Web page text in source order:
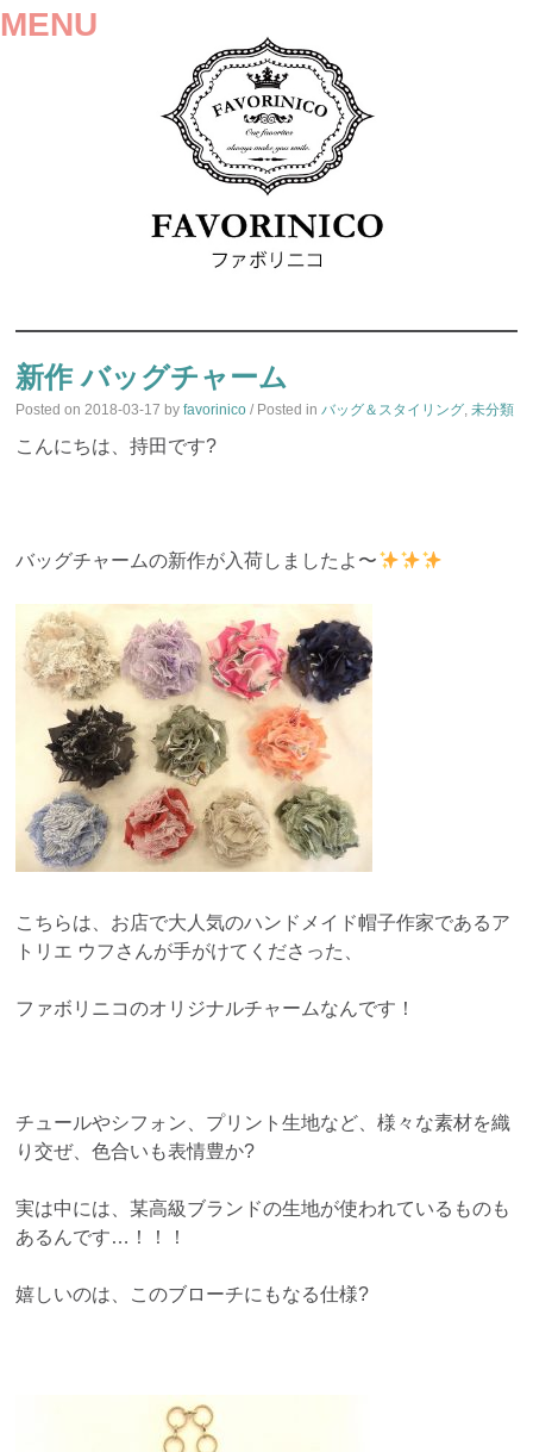
MENU
TO
CONTENT
新作 バッグチャーム
Posted on2018-03-17 byfavorinico / Posted inバッグ＆スタイリング,未分類
こんにちは、持田です?
バッグチャームの新作が入荷しましたよ〜
こちらは、お店で大人気のハンドメイド帽子作家であるア
トリエ ウフさんが手がけてくださった、
ファボリニコのオリジナルチャームなんです！
チュールやシフォン、プリント生地など、様々な素材を織
り交ぜ、色合いも表情豊か?
実は中には、某高級ブランドの生地が使われているものも
あるんです…！！！
嬉しいのは、このブローチにもなる仕様?